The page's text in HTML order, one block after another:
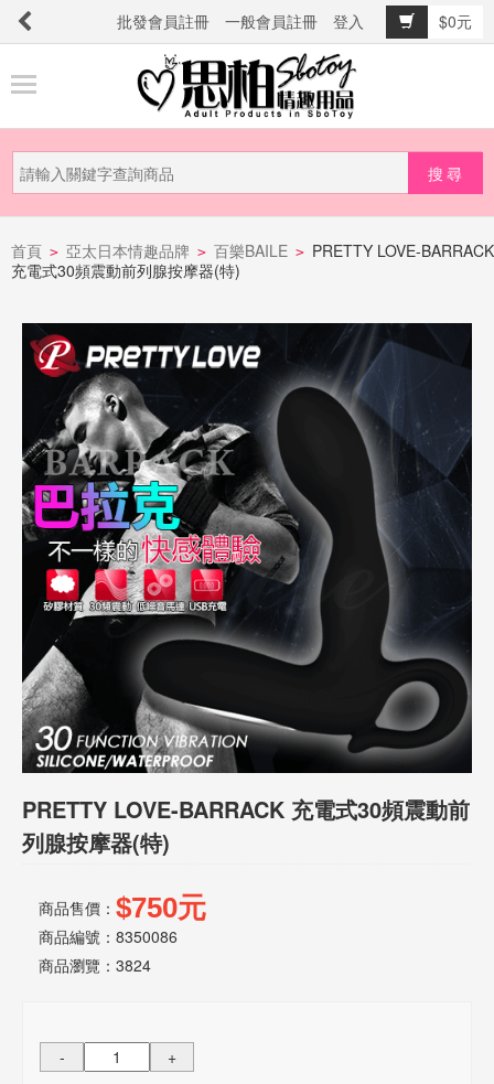
批發會員註冊 一般會員註冊 登入
$0元
品
新
品
上
騙
電
話
或
批
發
說
明
首頁 > 亞太日本情趣品牌 > 百樂BAILE > PRETTY LOVE-BARRACK
充電式30頻震動前列腺按摩器(特)
PRETTY LOVE-BARRACK 充電式30頻震動前
列腺按摩器(特)
商品售價： $750元
商品編號：8350086
商品瀏覽： 3824
-
+